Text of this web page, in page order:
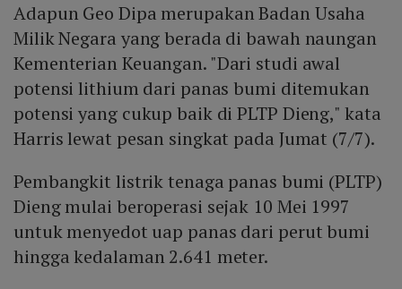
Adapun Geo Dipa merupakan Badan Usaha
Milik Negara yang berada di bawah naungan
Kementerian Keuangan. "Dari studi awal
potensi lithium dari panas bumi ditemukan
potensi yang cukup baik di PLTP Dieng," kata
Harris lewat pesan singkat pada Jumat (7/7).
Pembangkit listrik tenaga panas bumi (PLTP)
Dieng mulai beroperasi sejak 10 Mei 1997
untuk menyedot uap panas dari perut bumi
hingga kedalaman 2.641 meter.